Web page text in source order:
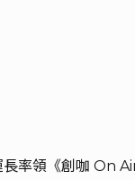
長率領《創咖 On